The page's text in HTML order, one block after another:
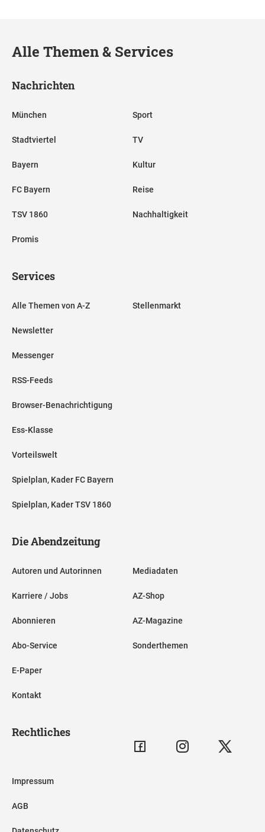
Alle Themen & Services
Nachrichten
München
Stadtviertel
Bayern
FC Bayern
TSV 1860
Promis
Sport
TV
Kultur
Reise
Nachhaltigkeit
Services
Alle Themen von A-Z
Newsletter
Messenger
RSS-Feeds
Browser-Benachrichtigung
Ess-Klasse
Vorteilswelt
Spielplan, Kader FC Bayern
Spielplan, Kader TSV 1860
Stellenmarkt
Die Abendzeitung
Autoren und Autorinnen
Karriere / Jobs
Abonnieren
Abo-Service
E-Paper
Kontakt
Mediadaten
AZ-Shop
AZ-Magazine
Sonderthemen
Rechtliches
Impressum
AGB